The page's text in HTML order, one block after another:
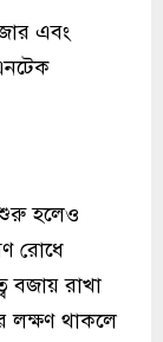
এবং
শুরু হলেও
রোধে
বজায় রাখা
লক্ষণ থাকলে